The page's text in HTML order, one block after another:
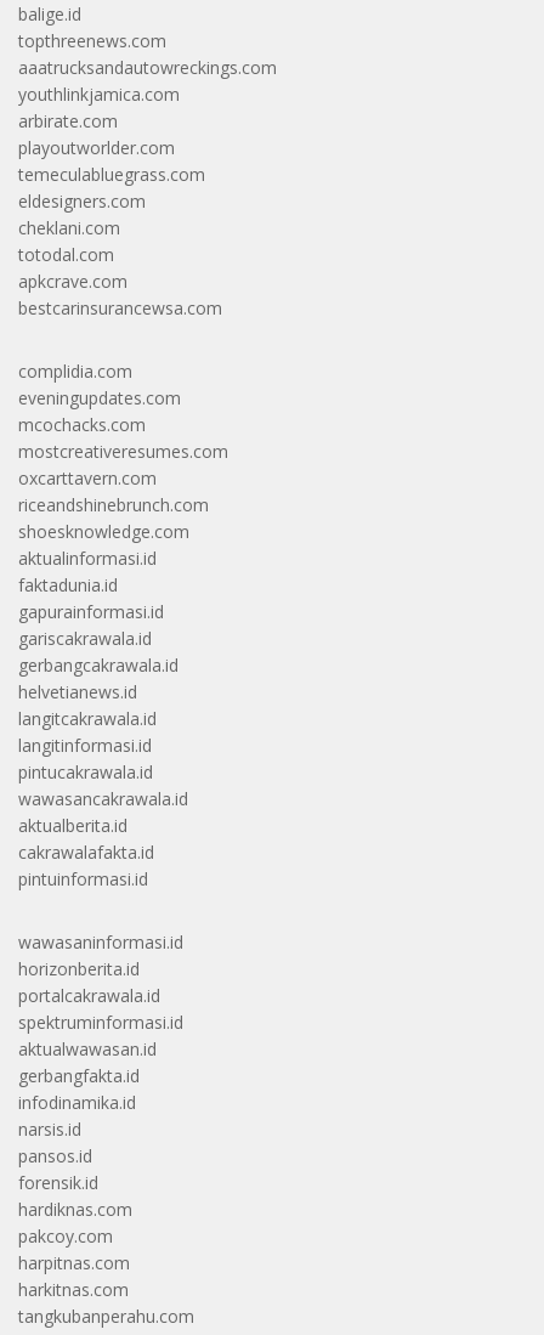
balige.id
topthreenews.com
aaatrucksandautowreckings.com
youthlinkjamica.com
arbirate.com
playoutworlder.com
temeculabluegrass.com
eldesigners.com
cheklani.com
totodal.com
apkcrave.com
bestcarinsurancewsa.com
complidia.com
eveningupdates.com
mcochacks.com
mostcreativeresumes.com
oxcarttavern.com
riceandshinebrunch.com
shoesknowledge.com
aktualinformasi.id
faktadunia.id
gapurainformasi.id
gariscakrawala.id
gerbangcakrawala.id
helvetianews.id
langitcakrawala.id
langitinformasi.id
pintucakrawala.id
wawasancakrawala.id
aktualberita.id
cakrawalafakta.id
pintuinformasi.id
wawasaninformasi.id
horizonberita.id
portalcakrawala.id
spektruminformasi.id
aktualwawasan.id
gerbangfakta.id
infodinamika.id
narsis.id
pansos.id
forensik.id
hardiknas.com
pakcoy.com
harpitnas.com
harkitnas.com
tangkubanperahu.com